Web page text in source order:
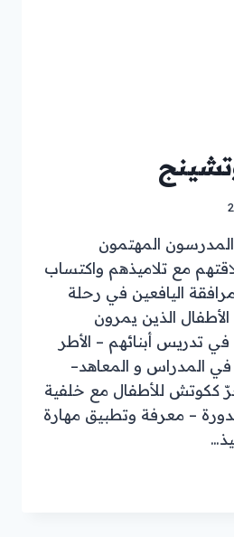
المهتمون
مع تلاميذهم واكتساب
اليافعين في رحلة
الأطفال الذين يمرون
تدريس أبنائهم – الأطر
في المدراس و المعاهد–
ككوتش للأطفال مع خلفية
– معرفة وتطبيق مهارة